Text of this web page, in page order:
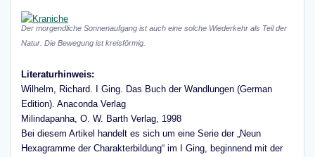
Der morgendliche Sonnenaufgang ist auch eine solche Wiederkehr als Teil der
Natur. Die Bewegung ist kreisförmig.
Literaturhinweis:
Wilhelm, Richard. I Ging. Das Buch der Wandlungen (German
Edition). Anaconda Verlag
Milindapanha, O. W. Barth Verlag, 1998
Bei diesem Artikel handelt es sich um eine Serie der „Neun
Hexagramme der Charakterbildung“ im I Ging, beginnend mit der